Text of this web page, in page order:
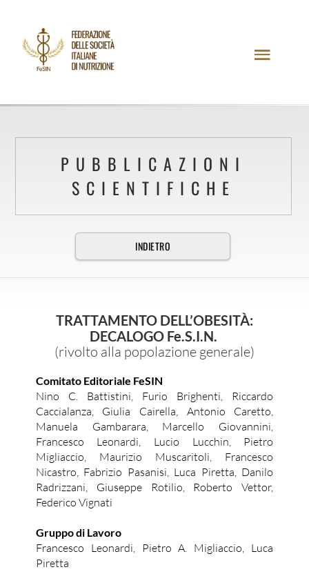
PUBBLICAZIONI
SCIENTIFICHE
INDIETRO
TRATTAMENTO DELL’OBESITÀ:
DECALOGO Fe.S.I.N.
(rivolto alla popolazione generale)
Comitato Editoriale FeSIN
Nino C. Battistini, Furio Brighenti, Riccardo
Caccialanza, Giulia Cairella, Antonio Caretto,
Manuela Gambarara, Marcello Giovannini,
Francesco Leonardi, Lucio Lucchin, Pietro
Migliaccio, Maurizio Muscaritoli, Francesco
Nicastro, Fabrizio Pasanisi, Luca Piretta, Danilo
Radrizzani, Giuseppe Rotilio, Roberto Vettor,
Federico Vignati
Gruppo di Lavoro
Francesco Leonardi, Pietro A. Migliaccio, Luca
Piretta